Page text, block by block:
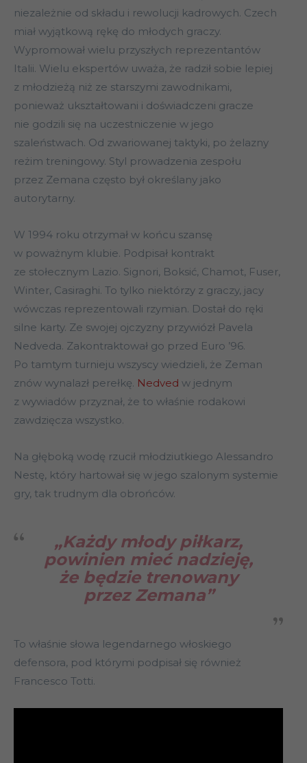
niezależnie od składu i rewolucji kadrowych. Czech
miał wyjątkową rękę do młodych graczy.
Wypromował wielu przyszłych reprezentantów
Italii. Wielu ekspertów uważa, że radził sobie lepiej
z młodzieżą niż ze starszymi zawodnikami,
ponieważ ukształtowani i doświadczeni gracze
nie godzili się na uczestniczenie w jego
szaleństwach. Od zwariowanej taktyki, po żelazny
reżim treningowy. Styl prowadzenia zespołu
przez Zemana często był określany jako
autorytarny.
W 1994 roku otrzymał w końcu szansę
w poważnym klubie. Podpisał kontrakt
ze stołecznym Lazio. Signori, Boksić, Chamot, Fuser,
Winter, Casiraghi. To tylko niektórzy z graczy, jacy
wówczas reprezentowali rzymian. Dostał do ręki
silne karty. Ze swojej ojczyzny przywiózł Pavela
Nedveda. Zakontraktował go przed Euro ’96.
Po tamtym turnieju wszyscy wiedzieli, że Zeman
znów wynalazł perełkę. Nedved w jednym
z wywiadów przyznał, że to właśnie rodakowi
zawdzięcza wszystko.
Na głęboką wodę rzucił młodziutkiego Alessandro
Nestę, który hartował się w jego szalonym systemie
gry, tak trudnym dla obrońców.
„Każdy młody piłkarz,
powinien mieć nadzieję,
że będzie trenowany
przez Zemana”
To właśnie słowa legendarnego włoskiego
defensora, pod którymi podpisał się również
Francesco Totti.